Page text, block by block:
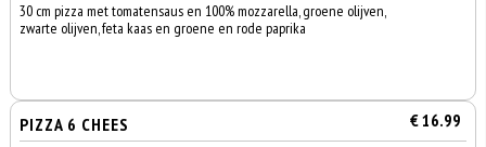
30 cm pizza met tomatensaus en 100% mozzarella, groene olijven,
zwarte olijven, feta kaas en groene en rode paprika
PIZZA 6 CHEES € 16.99